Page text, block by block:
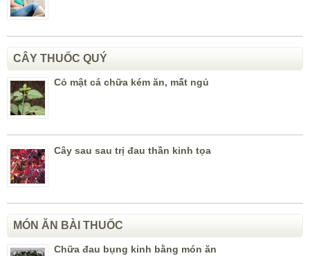
CÂY THUỐC QUÝ
Cỏ mật cá chữa kém ăn, mất ngủ
Cây sau sau trị đau thần kinh tọa
MÓN ĂN BÀI THUỐC
Chữa đau bụng kinh bằng món ăn